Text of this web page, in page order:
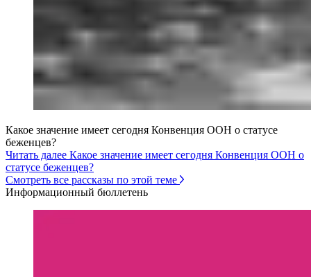
Какое значение имеет сегодня Конвенция ООН о статусе
беженцев?
Читать далее Какое значение имеет сегодня Конвенция ООН о
статусе беженцев?
Смотреть все рассказы по этой теме
Информационный бюллетень